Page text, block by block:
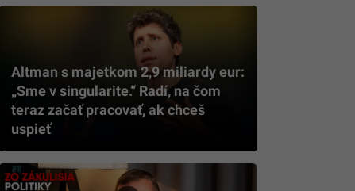
Altman s majetkom 2,9 miliardy eur:
„Sme v singularite.“ Radí, na čom
teraz začať pracovať, ak chceš
uspieť